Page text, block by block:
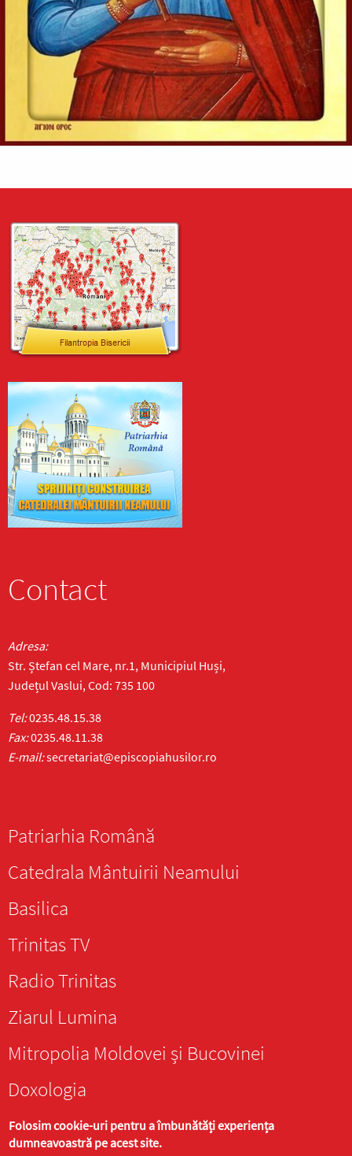
Contact
Adresa:
Str. Ștefan cel Mare, nr.1, Municipiul Huși,
Județul Vaslui, Cod: 735 100
Tel:0235.48.15.38
Fax:0235.48.11.38
E-mail:secretariat@episcopiahusilor.ro
Patriarhia Română
Catedrala Mântuirii Neamului
Basilica
Trinitas TV
Radio Trinitas
Ziarul Lumina
Mitropolia Moldovei și Bucovinei
Doxologia
Folosim cookie-uri pentru a îmbunătăți experiența
dumneavoastră pe acest site.